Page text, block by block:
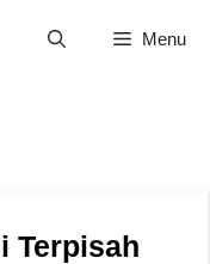
Menu
Terpisah